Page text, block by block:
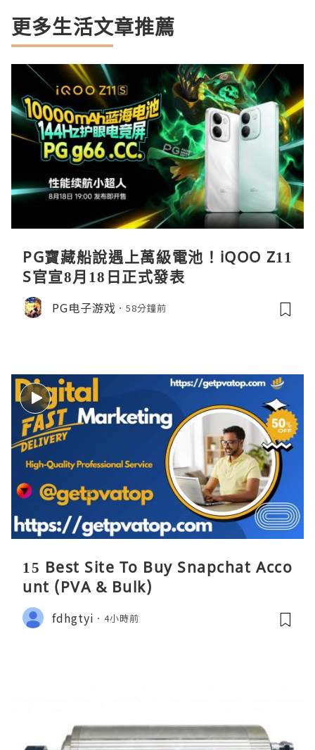
更多生活文章推薦
PG寶藏船說遇上萬級電池！iQOO Z11
S官宣8月18日正式發表
PG电子游戏 58分鐘前
15 Best Site To Buy Snapchat Acco
unt (PVA & Bulk)
fdhgtyi 4小時前